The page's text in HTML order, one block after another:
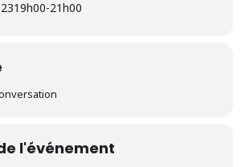
19h00-21h00
l'événement